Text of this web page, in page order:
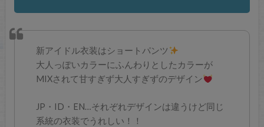
新アイドル衣装はショートパンツ
大人っぽいカラーにふんわりとしたカラーが
MIXされて甘すぎず大人すぎずのデザイン
JP・ID・EN…それぞれデザインは違うけど同じ
系統の衣装でうれしい！！